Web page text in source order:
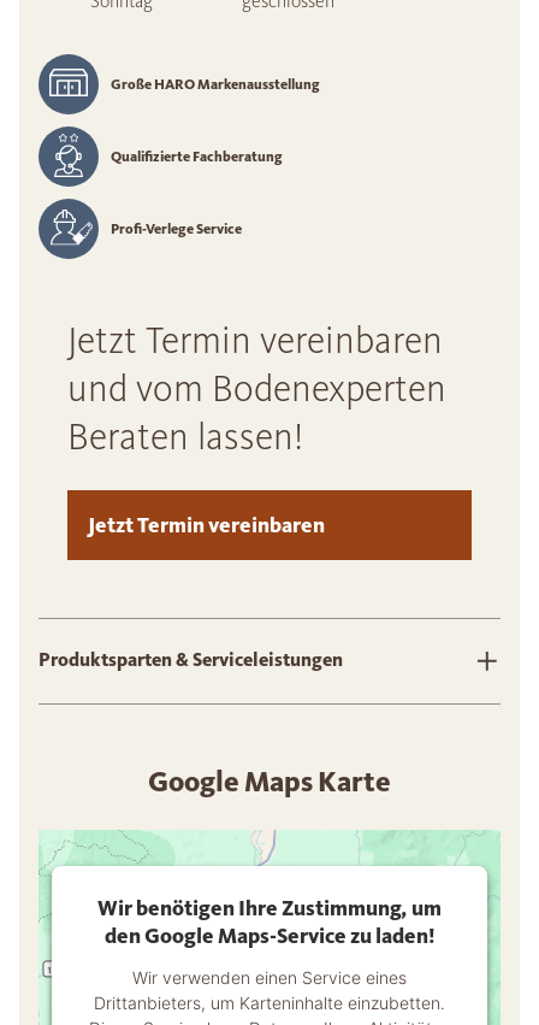
Große HARO Markenausstellung
Qualifizierte Fachberatung
Profi-Verlege Service
Jetzt Termin vereinbaren
und vom Bodenexperten
Beraten lassen!
Jetzt Termin vereinbaren
Produktsparten & Serviceleistungen
Google Maps Karte
Wir benötigen Ihre Zustimmung, um
den Google Maps-Service zu laden!
Wir verwenden einen Service eines
Drittanbieters, um Karteninhalte einzubetten.